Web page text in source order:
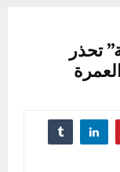
تحذر